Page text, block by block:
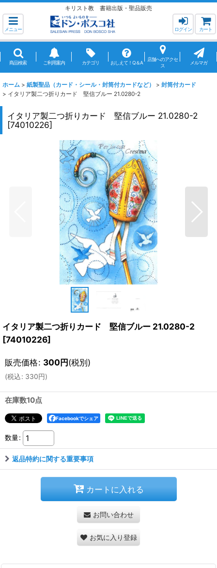
キリスト教 書籍出版・聖品販売
メニュー ログイン カート
商品検索 ご利用案内 カテゴリ おしえて！Q＆A
店舗へのアクセ
ス
メルマガ
ホーム > 紙製聖品（カード・シール・封筒付カードなど） > 封筒付カード
> イタリア製二つ折りカード 堅信ブルー 21.0280-2
イタリア製二つ折りカード 堅信ブルー 21.0280-2
[74010226]
イタリア製二つ折りカード 堅信ブルー 21.0280-2
[74010226]
販売価格: 300円(税別)
(税込: 330円)
在庫数10点
Facebookでシェア
数量:
返品特約に関する重要事項
カートに入れる
お問い合わせ
お気に入り登録